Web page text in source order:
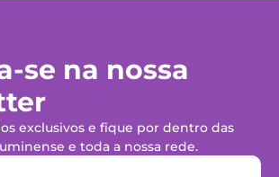
se na nossa
exclusivos e fique por dentro das
e toda a nossa rede.